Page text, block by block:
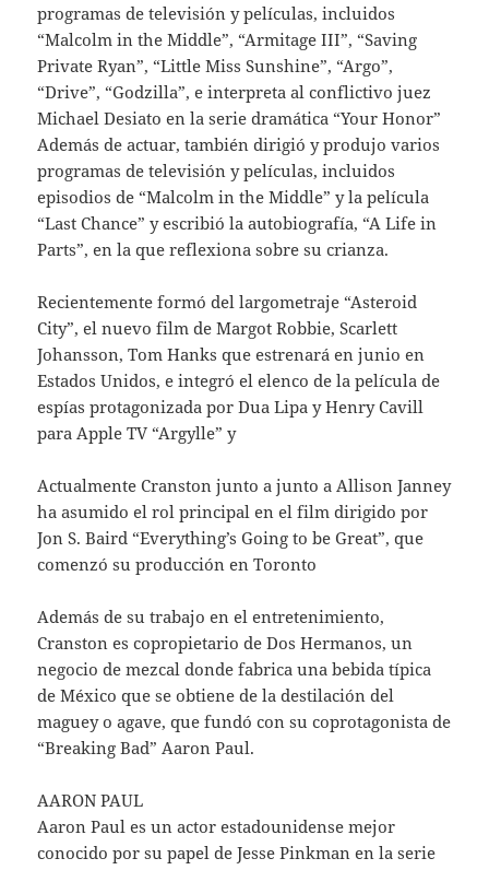
programas de televisión y películas, incluidos
“Malcolm in the Middle”, “Armitage III”, “Saving
Private Ryan”, “Little Miss Sunshine”, “Argo”,
“Drive”, “Godzilla”, e interpreta al conflictivo juez
Michael Desiato en la serie dramática “Your Honor”
Además de actuar, también dirigió y produjo varios
programas de televisión y películas, incluidos
episodios de “Malcolm in the Middle” y la película
“Last Chance” y escribió la autobiografía, “A Life in
Parts”, en la que reflexiona sobre su crianza.
Recientemente formó del largometraje “Asteroid
City”, el nuevo film de Margot Robbie, Scarlett
Johansson, Tom Hanks que estrenará en junio en
Estados Unidos, e integró el elenco de la película de
espías protagonizada por Dua Lipa y Henry Cavill
para Apple TV “Argylle” y
Actualmente Cranston junto a junto a Allison Janney
ha asumido el rol principal en el film dirigido por
Jon S. Baird “Everything’s Going to be Great”, que
comenzó su producción en Toronto
Además de su trabajo en el entretenimiento,
Cranston es copropietario de Dos Hermanos, un
negocio de mezcal donde fabrica una bebida típica
de México que se obtiene de la destilación del
maguey o agave, que fundó con su coprotagonista de
“Breaking Bad” Aaron Paul.
AARON PAUL
Aaron Paul es un actor estadounidense mejor
conocido por su papel de Jesse Pinkman en la serie